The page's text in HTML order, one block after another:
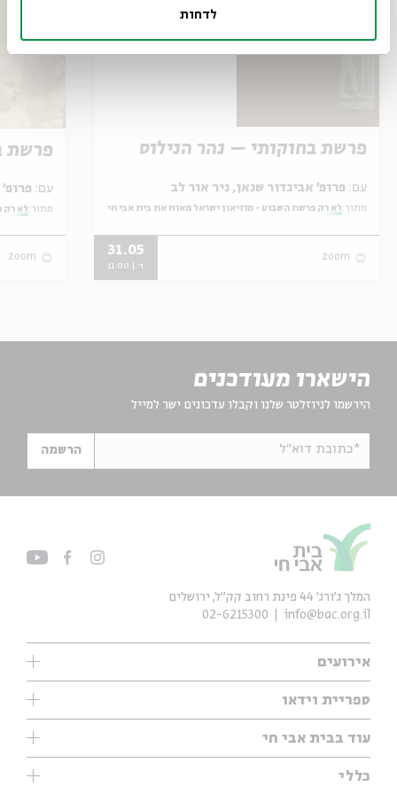
לדחות
פרשת בחוקותי – נהר הנילוס
עם:
מתוך: לא רק פרשת השבוע - מוזיאון ישראל מארח את בית אבי חי
zoom
31.05
ו' | 11:00
פרשת
עם:
מתוך: לא רק
zoom
הישארו מעודכנים
הירשמו לניוזלטר שלנו וקבלו עדכונים ישר למייל
*כתובת דוא"ל הרשמה
אירועים
עיון
אנגלית
נוער
ספריית וידאו
ילדים
מוזיקה
עיון
עוד בבית אבי חי
תערוכות
מיוחדים
כללי
המלך ג'ורג' 44 פינת רחוב קק״ל, ירושלים
info@bac.org.il
02-6215300